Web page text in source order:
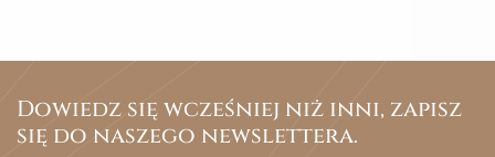
Dowiedz się wcześniej niż inni, zapisz
się do naszego newslettera.